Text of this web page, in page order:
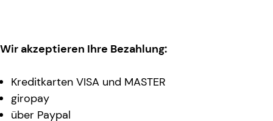
Wir akzeptieren Ihre Bezahlung:
Kreditkarten VISA und MASTER
giropay
über Paypal